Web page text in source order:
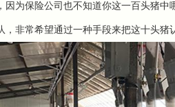
因为保险公司也不知道你这一百头猪
，非常希望通过一种手段来把这十头